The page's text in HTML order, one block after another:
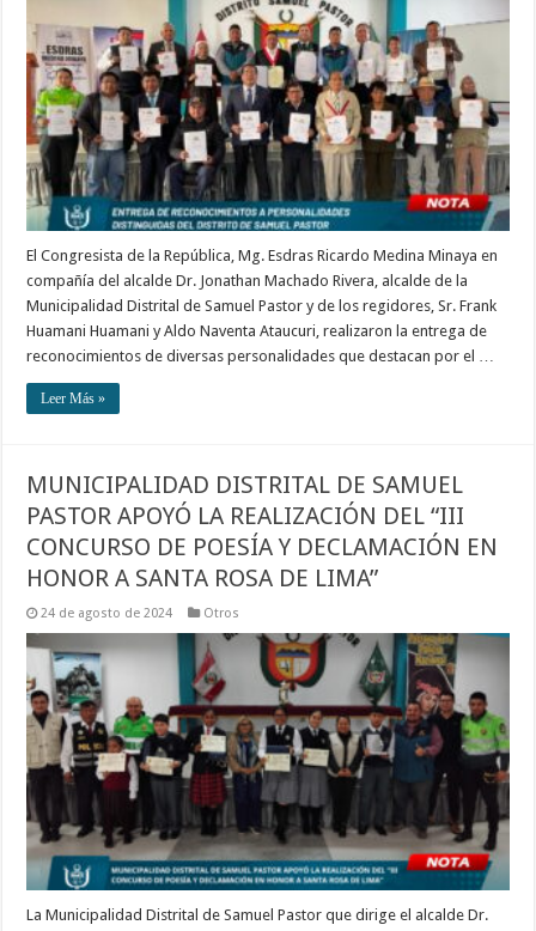
El Congresista de la República, Mg. Esdras Ricardo Medina Minaya en
compañía del alcalde Dr. Jonathan Machado Rivera, alcalde de la
Municipalidad Distrital de Samuel Pastor y de los regidores, Sr. Frank
Huamani Huamani y Aldo Naventa Ataucuri, realizaron la entrega de
reconocimientos de diversas personalidades que destacan por el …
Leer Más »
MUNICIPALIDAD DISTRITAL DE SAMUEL
PASTOR APOYÓ LA REALIZACIÓN DEL “III
CONCURSO DE POESÍA Y DECLAMACIÓN EN
HONOR A SANTA ROSA DE LIMA”
24 de agosto de 2024 Otros
La Municipalidad Distrital de Samuel Pastor que dirige el alcalde Dr.